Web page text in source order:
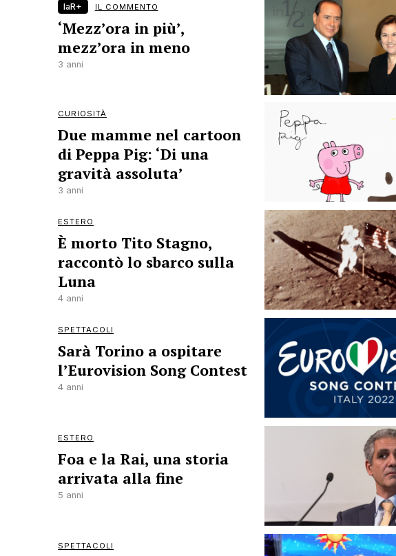
laR+ IL COMMENTO
‘Mezz’ora in più’,
mezz’ora in meno
3 anni
CURIOSITÀ
Due mamme nel cartoon
di Peppa Pig: ‘Di una
gravità assoluta’
3 anni
ESTERO
È morto Tito Stagno,
raccontò lo sbarco sulla
Luna
4 anni
SPETTACOLI
Sarà Torino a ospitare
l’Eurovision Song Contest
4 anni
ESTERO
Foa e la Rai, una storia
arrivata alla fine
5 anni
SPETTACOLI